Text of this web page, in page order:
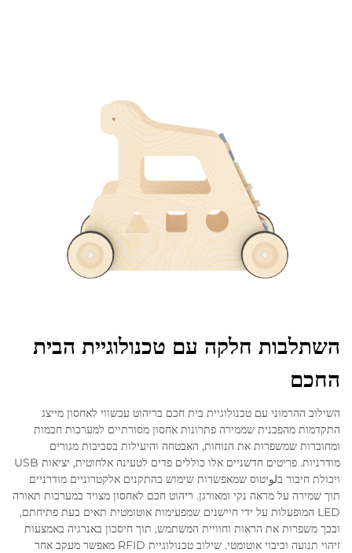
השתלבות חלקה עם טכנולוגיית הבית
החכם
השילוב ההרמוני עם טכנולוגיית בית חכם בריהוט עכשווי לאחסון מייצג
התקדמות מהפכנית שממירה פתרונות אחסון מסורתיים למערכות חכמות
ומחוברות שמשפרות את הנוחות, האבטחה והיעילות בסביבות מגורים
מודרניות. פריטים חדשניים אלו כוללים פדים לטעינה אלחוטית, יציאות USB
ויכולת חיבור בلوיטוס שמאפשרות שימוש בהתקנים אלקטרוניים מודרניים
תוך שמירה על מראה נקי ומאורגן. ריהוט חכם לאחסון מצויד במערכות תאורה
LED המופעלות על ידי חיישנים שמפעימות אוטומטית תאים בעת פתיחתם,
ובכך משפרות את הראות וחוויית המשתמש, תוך חיסכון באנרגיה באמצעות
זיהוי תנועה וכיבוי אוטומטי. שילוב טכנולוגיית RFID מאפשר מעקב אחר